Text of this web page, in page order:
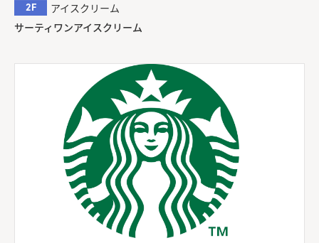
2F
アイスクリーム
サーティワンアイスクリーム